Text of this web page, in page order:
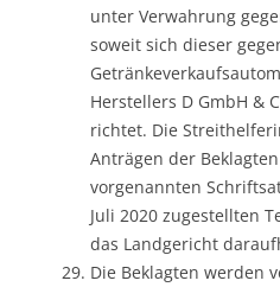
unter Verwahrung
soweit sich dieser
Herstellers D GmbH &
richtet. Die
Anträgen der
vorgenannten
Juli 2020 zugestellten
das Landgericht
Die Beklagten werden